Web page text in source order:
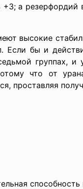
+3; а
бы и
группах, и
что от
проставляя
способность